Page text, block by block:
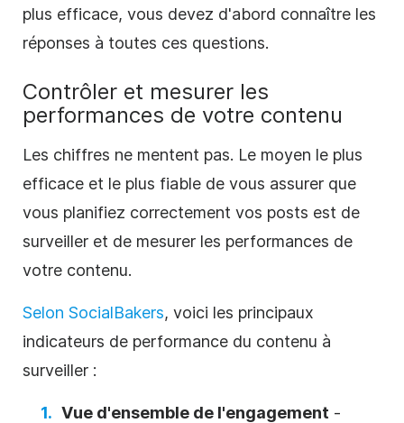
plus efficace, vous devez d'abord connaître les
réponses à toutes ces questions.
Contrôler et mesurer les
performances de votre contenu
Les chiffres ne mentent pas. Le moyen le plus
efficace et le plus fiable de vous assurer que
vous planifiez correctement vos posts est de
surveiller et de mesurer les performances de
votre contenu.
Selon SocialBakers, voici les principaux
indicateurs de performance du contenu à
surveiller :
Vue d'ensemble de l'engagement -